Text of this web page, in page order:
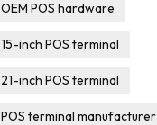
OEM POS hardware
15-inch POS terminal
21-inch POS terminal
POS terminal manufacturer